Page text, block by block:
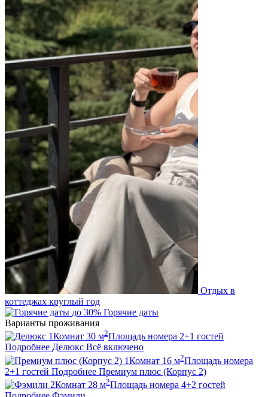
Отдых в
коттеджах круглый год
до 30% Горячие даты
Варианты проживания
1Комнат 30 м2Площадь номера 2+1 гостей
Подробнее Делюкс Всё включено
1Комнат 16 м2Площадь номера
2+1 гостей Подробнее Премиум плюс (Корпус 2)
2Комнат 28 м2Площадь номера 4+2 гостей